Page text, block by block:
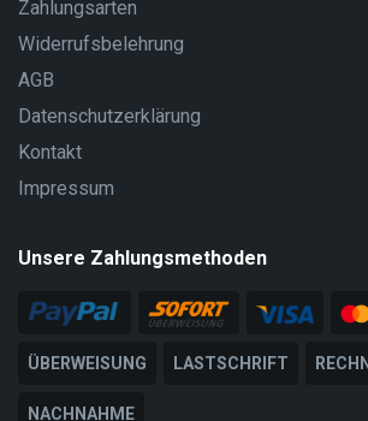
Zahlungsarten
Widerrufsbelehrung
AGB
Datenschutzerklärung
Kontakt
Impressum
Unsere Zahlungsmethoden
ÜBERWEISUNG LASTSCHRIFT
NACHNAHME